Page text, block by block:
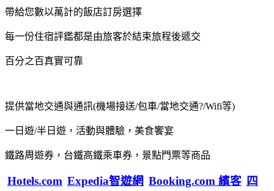
帶給您數以萬計的飯店訂房選擇
每一份住宿評鑑都是由旅客於結束旅程後遞交
百分之百真實可靠
提供當地交通與通訊(機場接送/包車/當地交通?/Wifi等)
一日遊/半日遊，活動與體驗，美食饗宴
鐵路周遊券，台鐵高鐵乘車券，景點門票等商品
Hotels.com Expedia智遊網 Booking.com 繽客 四